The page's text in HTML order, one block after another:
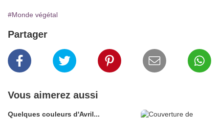
#Monde végétal
Partager
Vous aimerez aussi
Quelques couleurs d'Avril...